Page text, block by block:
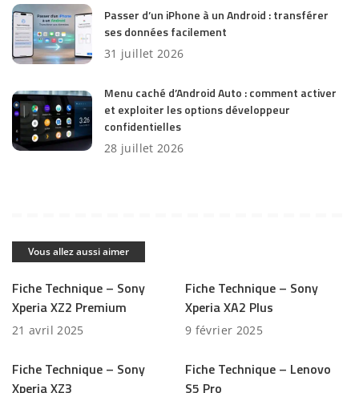
Passer d’un iPhone à un Android : transférer
ses données facilement
31 juillet 2026
Menu caché d’Android Auto : comment activer
et exploiter les options développeur
confidentielles
28 juillet 2026
Vous allez aussi aimer
Fiche Technique – Sony
Xperia XZ2 Premium
21 avril 2025
Fiche Technique – Sony
Xperia XA2 Plus
9 février 2025
Fiche Technique – Sony
Xperia XZ3
Fiche Technique – Lenovo
S5 Pro